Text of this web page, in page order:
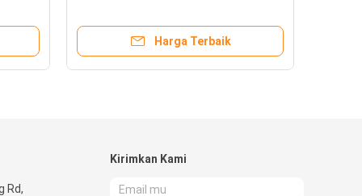
Harga Terbaik
Rd,
Kirimkan Kami